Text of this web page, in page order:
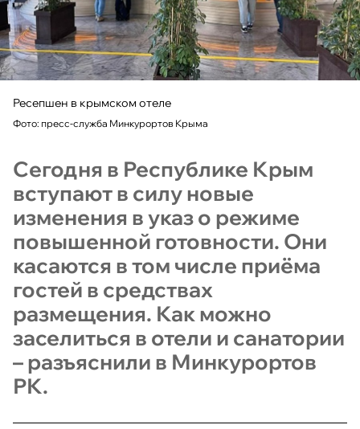
Ресепшен в крымском отеле
Фото: пресс-служба Минкурортов Крыма
Сегодня в Республике Крым
вступают в силу новые
изменения в указ о режиме
повышенной готовности. Они
касаются в том числе приёма
гостей в средствах
размещения. Как можно
заселиться в отели и санатории
– разъяснили в Минкурортов
РК.